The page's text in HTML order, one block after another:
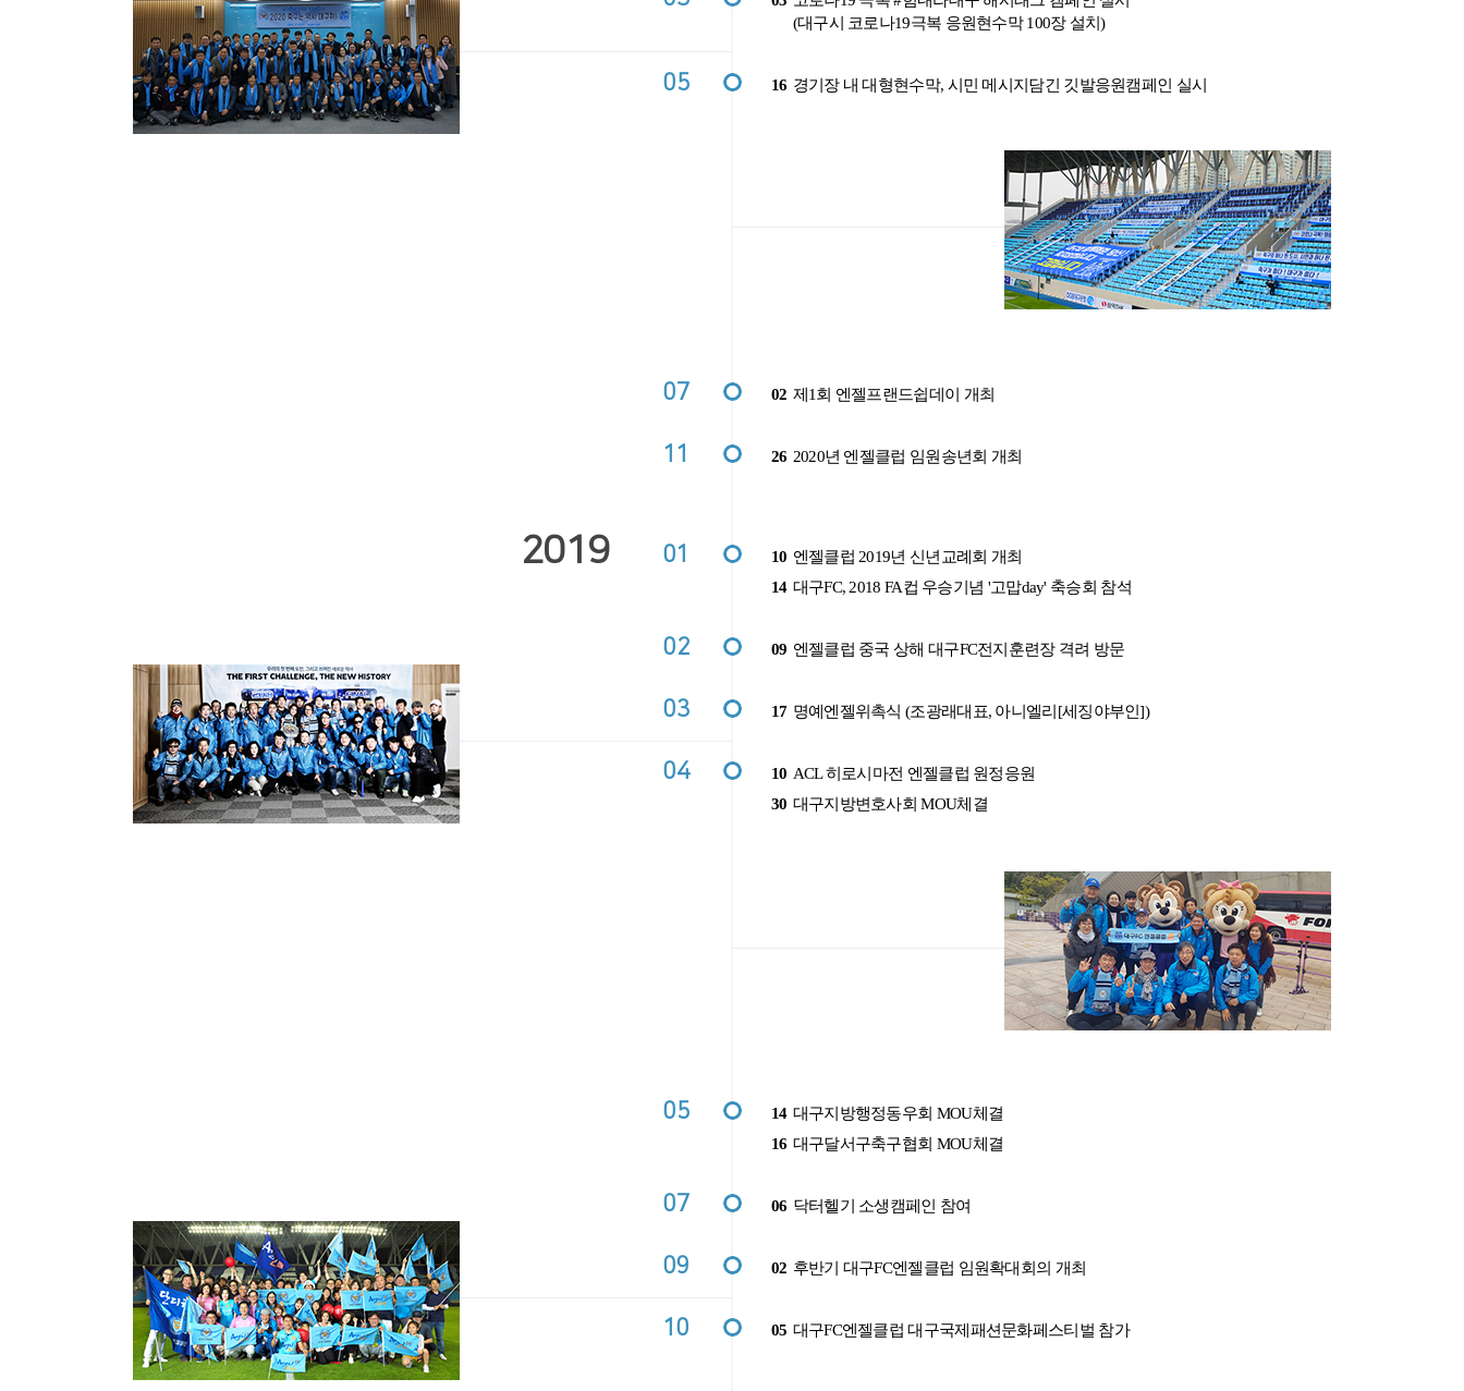
(대구시 코로나19극복 응원현수막 100장 설치)
05 16 경기장 내 대형현수막, 시민 메시지담긴 깃발응원캠페인 실시
07 02 제1회 엔젤프랜드쉽데이 개최
11 26 2020년 엔젤클럽 임원송년회 개최
2019 01 10 엔젤클럽 2019년 신년교례회 개최
14 대구FC, 2018 FA컵 우승기념 '고맙day' 축승회 참석
02 09 엔젤클럽 중국 상해 대구FC전지훈련장 격려 방문
03 17 명예엔젤위촉식 (조광래대표, 아니엘리[세징야부인])
04 10 ACL 히로시마전 엔젤클럽 원정응원
30 대구지방변호사회 MOU체결
05 14 대구지방행정동우회 MOU체결
16 대구달서구축구협회 MOU체결
07 06 닥터헬기 소생캠페인 참여
09 02 후반기 대구FC엔젤클럽 임원확대회의 개최
10 05 대구FC엔젤클럽 대구국제패션문화페스티벌 참가